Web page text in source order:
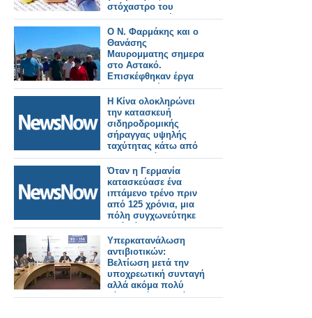
στόχαστρο του
φαρμακευτικού
κόσμου οι πρακτικές
της εταιρείας Merck
Ο Ν. Φαρμάκης και ο
Θανάσης
Μαυρομματης σημερα
στο Αστακό.
Επισκέφθηκαν έργα
που εκτελούνται στην
περιοχή και
συναντήθηκαν με
φορείς και πολίτες
(φωτο-βιντεο)
Η Κίνα ολοκληρώνει
την κατασκευή
σιδηροδρομικής
σήραγγας υψηλής
ταχύτητας κάτω από
τον ποταμό
Γιανγκτσέ.
Όταν η Γερμανία
κατασκεύασε ένα
ιπτάμενο τρένο πριν
από 125 χρόνια, μια
πόλη συγχωνεύτηκε
από κάτω του.
Υπερκατανάλωση
αντιβιοτικών:
Βελτίωση μετά την
υποχρεωτική συνταγή
αλλά ακόμα πολύ
κάτω από τον στόχο!